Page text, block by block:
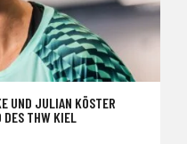
UND JULIAN KÖSTER
THW KIEL